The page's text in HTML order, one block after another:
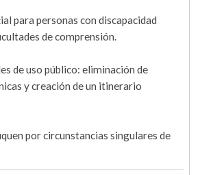
para personas con discapacidad
de comprensión.
de uso público: eliminación de
y creación de un itinerario
por circunstancias singulares de